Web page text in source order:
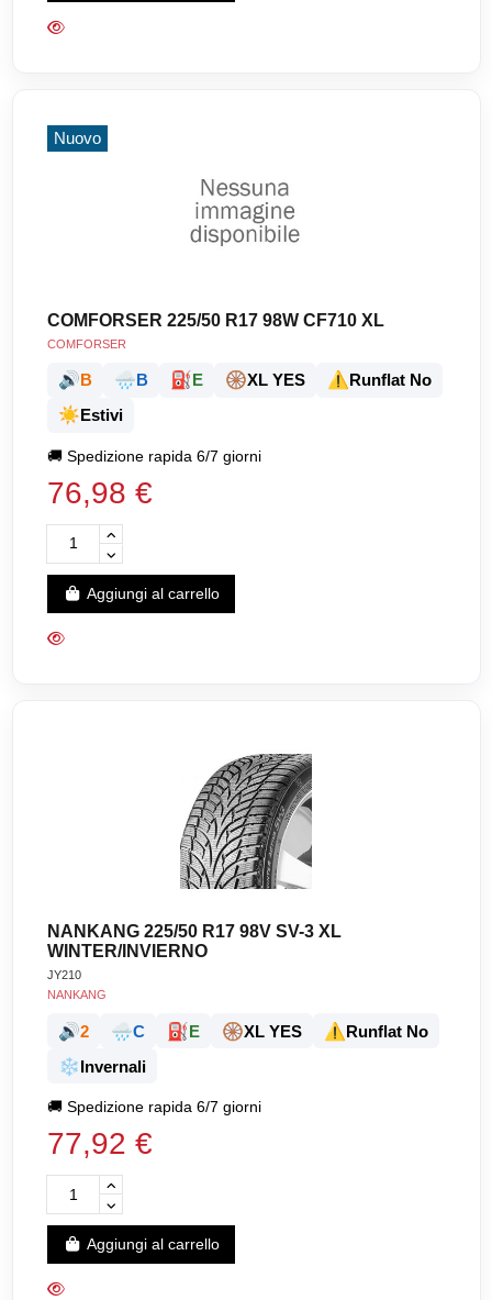
Nuovo
COMFORSER 225/50 R17 98W CF710 XL
COMFORSER
🔊B 🌧️B ⛽E 🛞XL YES ⚠️Runflat No
☀️Estivi
🚚Spedizione rapida 6/7 giorni
76,98 €
Aggiungi al carrello
NANKANG 225/50 R17 98V SV-3 XL
WINTER/INVIERNO
JY210
NANKANG
🔊2 🌧️C ⛽E 🛞XL YES ⚠️Runflat No
❄️Invernali
🚚Spedizione rapida 6/7 giorni
77,92 €
Aggiungi al carrello